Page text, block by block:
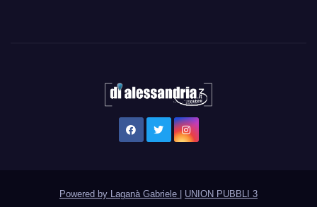
Powered by Laganà Gabriele UNION PUBBLI 3